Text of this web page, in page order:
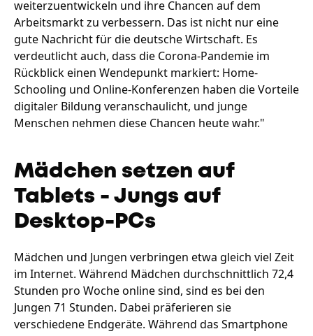
weiterzuentwickeln und ihre Chancen auf dem
Arbeitsmarkt zu verbessern. Das ist nicht nur eine
gute Nachricht für die deutsche Wirtschaft. Es
verdeutlicht auch, dass die Corona-Pandemie im
Rückblick einen Wendepunkt markiert: Home-
Schooling und Online-Konferenzen haben die Vorteile
digitaler Bildung veranschaulicht, und junge
Menschen nehmen diese Chancen heute wahr."
Mädchen setzen auf
Tablets - Jungs auf
Desktop-PCs
Mädchen und Jungen verbringen etwa gleich viel Zeit
im Internet. Während Mädchen durchschnittlich 72,4
Stunden pro Woche online sind, sind es bei den
Jungen 71 Stunden. Dabei präferieren sie
verschiedene Endgeräte. Während das Smartphone